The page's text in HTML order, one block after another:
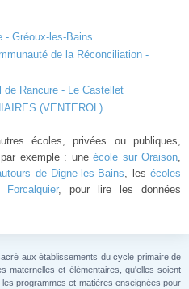
- Gréoux-les-Bains
de la Réconciliation -
de Rancure - Le Castellet
(VENTEROL)
écoles, privées ou publiques,
exemple : uneécole sur Oraison,
de Digne-les-Bains, les écoles
, pour lire les données
aux établissements du cycle primaire de
maternelles et élémentaires, qu'elles soient
programmes et matières enseignées pour